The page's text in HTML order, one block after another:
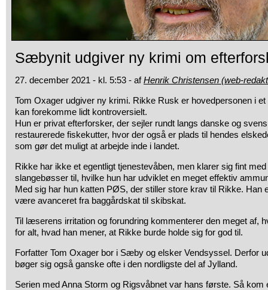
Sæbynit udgiver ny krimi om
27. december 2021 - kl. 5:53 - afHenrik Christensen (web-
Tom Oxager udgiver ny krimi. Rikke Rusk er hovedpersonen i
kan forekomme lidt kontroversielt.
Hun er privat efterforsker, der sejler rundt langs danske og
restaurerede fiskekutter, hvor der også er plads til hendes
som gør det muligt at arbejde inde i landet.
Rikke har ikke et egentligt tjenestevåben, men klarer sig fint
slangebøsser til, hvilke hun har udviklet en meget effektiv
Med sig har hun katten PØS, der stiller store krav til Rikke. Han
være avanceret fra baggårdskat til skibskat.
Til læserens irritation og forundring kommenterer den meget af,
for alt, hvad han mener, at Rikke burde holde sig for god til.
Forfatter Tom Oxager bor i Sæby og elsker Vendsyssel. Derfor
bøger sig også ganske ofte i den nordligste del af Jylland.
Serien med Anna Storm og Rigsvåbnet var hans første. Så